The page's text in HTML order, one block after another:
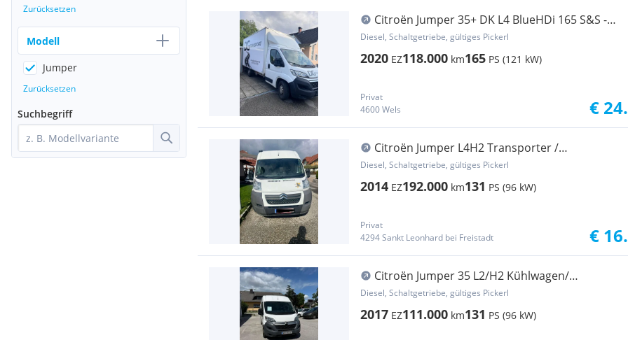
Citroën Jumper 35+ DK L4 BlueHDi 165 S&S -
Transporter Transporter / Kastenwagen
Diesel, Schaltgetriebe, gültiges Pickerl
2020 EZ118.000 km165 PS (121 kW)
Privat
4600 Wels
€
Citroën Jumper L4H2 Transporter /
Kastenwagen
Diesel, Schaltgetriebe, gültiges Pickerl
2014 EZ192.000 km131 PS (96 kW)
Privat
4294 Sankt Leonhard bei Freistadt
€
Citroën Jumper 35 L2/H2 Kühlwagen/
Ladebordwand Transporter / Kastenwagen
Diesel, Schaltgetriebe, gültiges Pickerl
2017 EZ111.000 km131 PS (96 kW)
Zurücksetzen
Modell
Jumper
Zurücksetzen
Suchbegriff